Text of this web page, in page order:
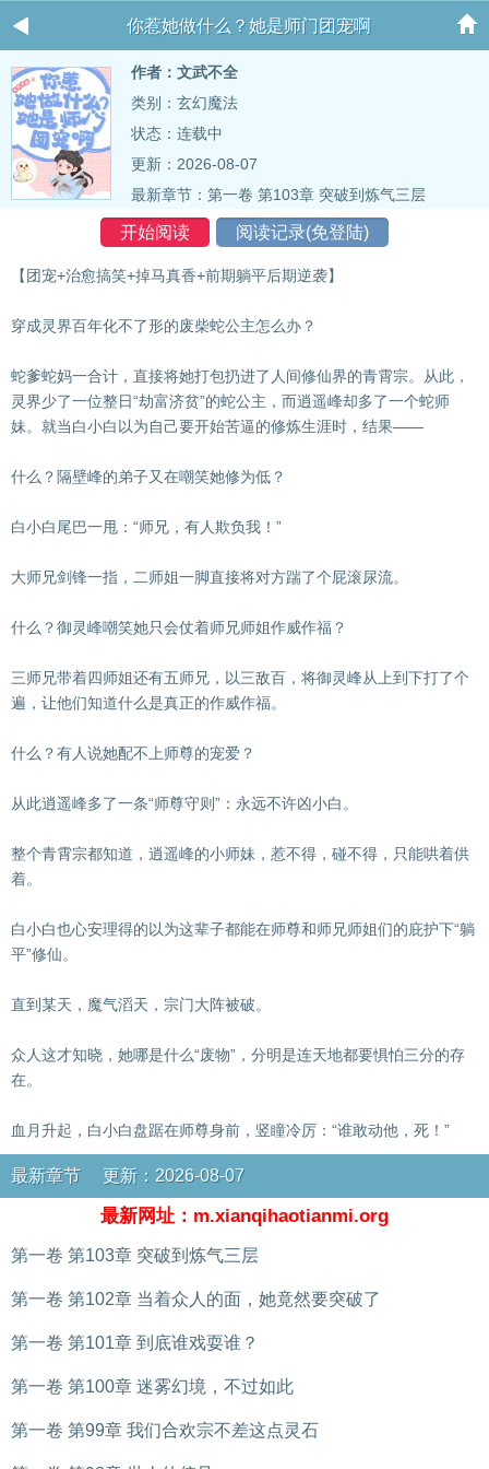
你惹她做什么？她是师门团宠啊
作者：文武不全
类别：玄幻魔法
状态：连载中
更新：2026-08-07
最新章节： 第一卷 第103章 突破到炼气三层
开始阅读 阅读记录(免登陆)
【团宠+治愈搞笑+掉马真香+前期躺平后期逆袭】
穿成灵界百年化不了形的废柴蛇公主怎么办？
蛇爹蛇妈一合计，直接将她打包扔进了人间修仙界的青霄宗。从此，
灵界少了一位整日“劫富济贫”的蛇公主，而逍遥峰却多了一个蛇师
妹。就当白小白以为自己要开始苦逼的修炼生涯时，结果——
什么？隔壁峰的弟子又在嘲笑她修为低？
白小白尾巴一甩：“师兄，有人欺负我！”
大师兄剑锋一指，二师姐一脚直接将对方踹了个屁滚尿流。
什么？御灵峰嘲笑她只会仗着师兄师姐作威作福？
三师兄带着四师姐还有五师兄，以三敌百，将御灵峰从上到下打了个
遍，让他们知道什么是真正的作威作福。
什么？有人说她配不上师尊的宠爱？
从此逍遥峰多了一条“师尊守则”：永远不许凶小白。
整个青霄宗都知道，逍遥峰的小师妹，惹不得，碰不得，只能哄着供
着。
白小白也心安理得的以为这辈子都能在师尊和师兄师姐们的庇护下“躺
平”修仙。
直到某天，魔气滔天，宗门大阵被破。
众人这才知晓，她哪是什么“废物”，分明是连天地都要惧怕三分的存
在。
血月升起，白小白盘踞在师尊身前，竖瞳冷厉：“谁敢动他，死！”
最新章节 更新：2026-08-07
最新网址：m.xianqihaotianmi.org
第一卷 第103章 突破到炼气三层
第一卷 第102章 当着众人的面，她竟然要突破了
第一卷 第101章 到底谁戏耍谁？
第一卷 第100章 迷雾幻境，不过如此
第一卷 第99章 我们合欢宗不差这点灵石